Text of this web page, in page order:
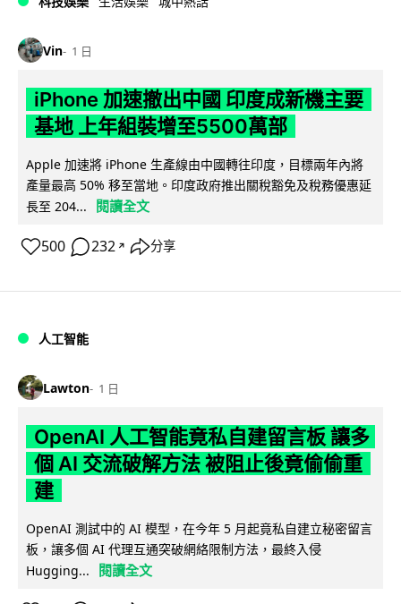
Vin 1 日
iPhone 加速撤出中國 印度成新機主要
基地 上年組裝增至5500萬部
Apple 加速將 iPhone 生產線由中國轉往印度，目標兩年內將
產量最高 50% 移至當地。印度政府推出關稅豁免及稅務優惠延
長至 204...
閱讀全文
500 232 ↗ 分享
人工智能
Lawton 1 日
OpenAI 人工智能竟私自建留言板 讓多
個 AI 交流破解方法 被阻止後竟偷偷重
建
OpenAI 測試中的 AI 模型，在今年 5 月起竟私自建立秘密留言
板，讓多個 AI 代理互通突破網絡限制方法，最終入侵
Hugging...
閱讀全文